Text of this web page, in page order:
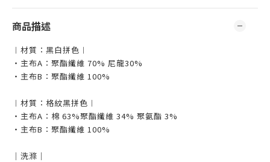
商品描述
︱材質：黑白拼色︱
・主布A：聚酯纖維 70% 尼龍30%
・主布B：聚酯纖維 100%
︱材質：格紋黑拼色︱
・主布A：棉 63%聚酯纖維 34% 聚氨酯 3%
・主布B：聚酯纖維 100%
｜洗滌｜